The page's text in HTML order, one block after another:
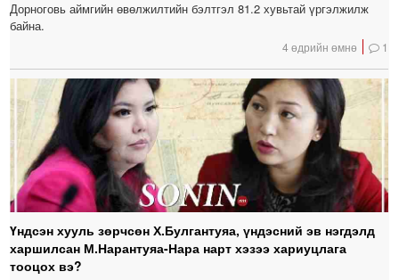
Дорноговь аймгийн өвөлжилтийн бэлтгэл 81.2 хувьтай үргэлжилж
байна.
4 өдрийн өмнө 1
Үндсэн хууль зөрчсөн Х.Булгантуяа, үндэсний эв нэгдэлд
харшилсан М.Нарантуяа-Нара нарт хэзээ хариуцлага
тооцох вэ?